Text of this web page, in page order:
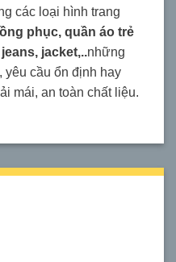
các loại hình trang
phục, quần áo trẻ
jacket,..những
cầu ổn định hay
mái, an toàn chất liệu.